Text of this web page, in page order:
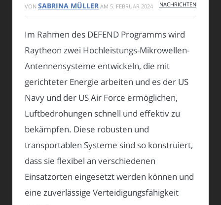
VON SABRINA MÜLLER AM 5. FEBRUAR 2024 NACHRICHTEN
Im Rahmen des DEFEND Programms wird
Raytheon zwei Hochleistungs-Mikrowellen-
Antennensysteme entwickeln, die mit
gerichteter Energie arbeiten und es der US
Navy und der US Air Force ermöglichen,
Luftbedrohungen schnell und effektiv zu
bekämpfen. Diese robusten und
transportablen Systeme sind so konstruiert,
dass sie flexibel an verschiedenen
Einsatzorten eingesetzt werden können und
eine zuverlässige Verteidigungsfähigkeit